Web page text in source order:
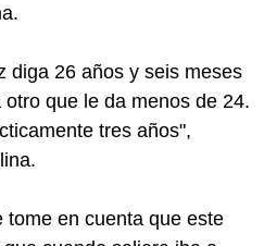
diga 26 años y seis meses
que le da menos de 24.
tres años",
tome en cuenta que este